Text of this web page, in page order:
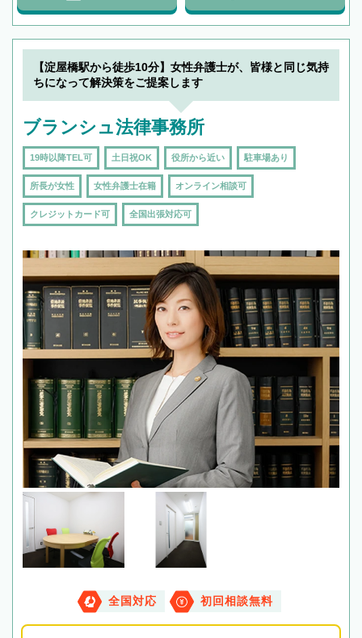
【淀屋橋駅から徒歩10分】女性弁護士が、皆様と同じ気持
ちになって解決策をご提案します
ブランシュ法律事務所
19時以降TEL可 土日祝OK 役所から近い 駐車場あり
所長が女性 女性弁護士在籍 オンライン相談可
クレジットカード可 全国出張対応可
全国対応 初回相談無料